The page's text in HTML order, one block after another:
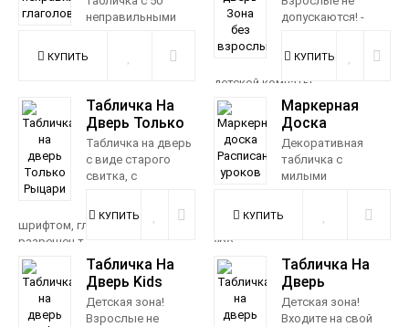
неправильными
английского языка станет
незаменимым помощником ...
допускаются! -
декоративная
табличка для
детской комнаты. ...
990 р.
Табличка На
Дверь Только
Рыцари
Табличка на дверь
с виде старого
свитка, с
готическим
шрифтом, гласящей что вход
разрешен т...
990 р.
Маркерная
Доска
Расписание
Уроков
Декоративная
табличка с
милыми
медведями и специальными
полями для записи расписания
уро...
1 150 р.
Табличка На
Дверь Kids
Only Zone
Детская зона!
Взрослые не
Табличка На
Дверь
ДЕТСКАЯ
ЗОНА
Детская зона!
Входите на свой